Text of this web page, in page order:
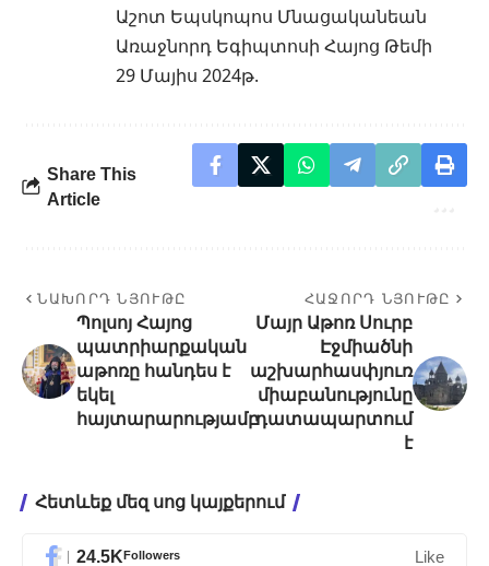
Աշոտ Եպսկոպոս Մնացականեան
Առաջնորդ Եգիպտոսի Հայոց Թեմի
29 Մայիս 2024թ.
Share This
Article
ՆԱԽՈՐԴ ՆՅՈՒԹԸ
Պոլսոյ Հայոց
պատրիարքական
աթոռը հանդես է
եկել
հայտարարությամբ
ՀԱՋՈՐԴ ՆՅՈՒԹԸ
Մայր Աթոռ Սուրբ
Էջմիածնի
աշխարհասփյուռ
միաբանությունը
դատապարտում
է
Հետևեք մեզ սոց կայքերում
24.5KFollowers Like